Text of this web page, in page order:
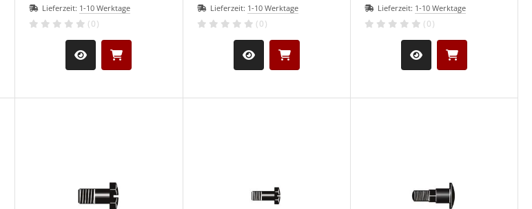
Lieferzeit: 1-10 Werktage
(0)
Lieferzeit: 1-10 Werktage
(0)
Lieferzeit: 1-10 Werktage
(0)